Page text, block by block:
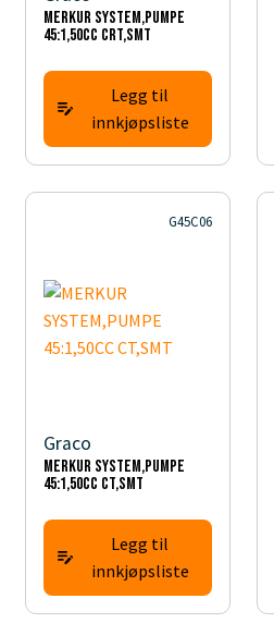
MERKUR SYSTEM,PUMPE
45:1,50CC CRT,SMT
Legg til
innkjøpsliste
G45C06
Graco
MERKUR SYSTEM,PUMPE
45:1,50CC CT,SMT
Legg til
innkjøpsliste